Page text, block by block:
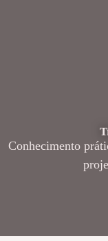
Conhecimento